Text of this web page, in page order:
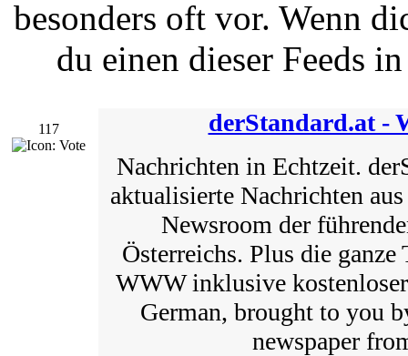
besonders oft vor. Wenn
du einen dieser Feeds
117
derStandard.at -
Nachrichten in Echtzeit.
aktualisierte Nachrichten
Newsroom der
Österreichs. Plus die
WWW inklusive
German, brought to you
newspaper